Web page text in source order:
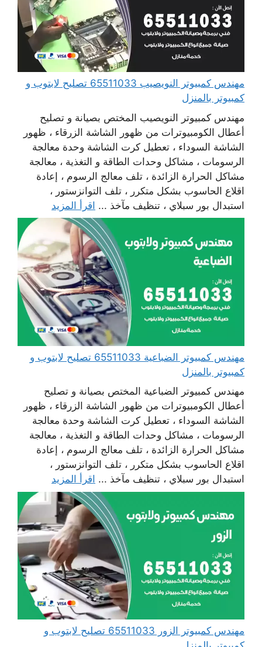
مهندس كمبيوتر النويصيب 65511033 تصليح لابتوب و
كمبيوتر بالمنزل
مهندس كمبيوتر النويصيب المختص بصيانة و تصليح
أعطال الكومبيوترات من ظهور الشاشة الزرقاء ، ظهور
الشاشة السوداء ، تعطيل كرت الشاشة وحدة معالجة
الرسومات ، مشاكل وحدات الطاقة و التغذية ، معالجة
مشاكل الحرارة الزائدة ، تلف معالج الرسوم ، إعادة
اقلاع الحاسوب بشكل متكرر ، تلف التوانزستور ،
استبدال بور سبلاي ، تنظيف مآخذ ... اقرأ المزيد
مهندس كمبيوتر الضباعية 65511033 تصليح لابتوب و
كمبيوتر بالمنزل
مهندس كمبيوتر الضباعية المختص بصيانة و تصليح
أعطال الكومبيوترات من ظهور الشاشة الزرقاء ، ظهور
الشاشة السوداء ، تعطيل كرت الشاشة وحدة معالجة
الرسومات ، مشاكل وحدات الطاقة و التغذية ، معالجة
مشاكل الحرارة الزائدة ، تلف معالج الرسوم ، إعادة
اقلاع الحاسوب بشكل متكرر ، تلف التوانزستور ،
استبدال بور سبلاي ، تنظيف مآخذ ... اقرأ المزيد
مهندس كمبيوتر الزور 65511033 تصليح لابتوب و